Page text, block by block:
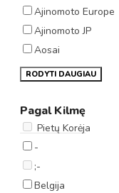
Ajinomoto Europe
Ajinomoto JP
Aosai
RODYTI DAUGIAU
Pagal Kilmę
Pietų Korėja
-
;-
Belgija